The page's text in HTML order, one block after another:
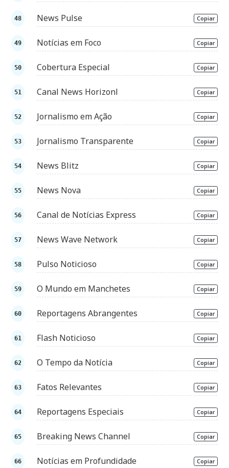
News Pulse Copiar
Notícias em Foco Copiar
Cobertura Especial Copiar
Canal News Horizonl Copiar
Jornalismo em Ação Copiar
Jornalismo Transparente Copiar
News Blitz Copiar
News Nova Copiar
Canal de Notícias Express Copiar
News Wave Network Copiar
Pulso Noticioso Copiar
O Mundo em Manchetes Copiar
Reportagens Abrangentes Copiar
Flash Noticioso Copiar
O Tempo da Notícia Copiar
Fatos Relevantes Copiar
Reportagens Especiais Copiar
Breaking News Channel Copiar
Notícias em Profundidade Copiar